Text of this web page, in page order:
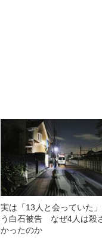
実は「13人と会っていた
う白石被告 なぜ4人は殺
かったのか